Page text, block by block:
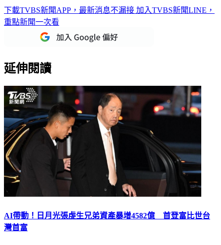
下載TVBS新聞APP，最新消息不漏接 加入TVBS新聞LINE，
重點新聞一次看
延伸閱讀
AI帶動！日月光張虔生兄弟資產暴增4582億 首登富比世台
灣首富